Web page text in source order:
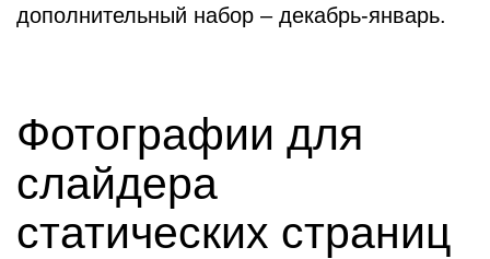
дополнительный набор – декабрь-январь.
Фотографии для
слайдера
статических страниц